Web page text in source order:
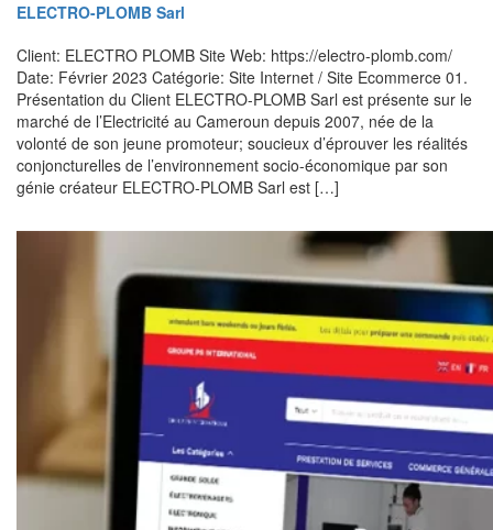
ELECTRO-PLOMB Sarl
Client: ELECTRO PLOMB Site Web: https://electro-plomb.com/
Date: Février 2023 Catégorie: Site Internet / Site Ecommerce 01.
Présentation du Client ELECTRO-PLOMB Sarl est présente sur le
marché de l’Electricité au Cameroun depuis 2007, née de la
volonté de son jeune promoteur; soucieux d’éprouver les réalités
conjoncturelles de l’environnement socio-économique par son
génie créateur ELECTRO-PLOMB Sarl est […]